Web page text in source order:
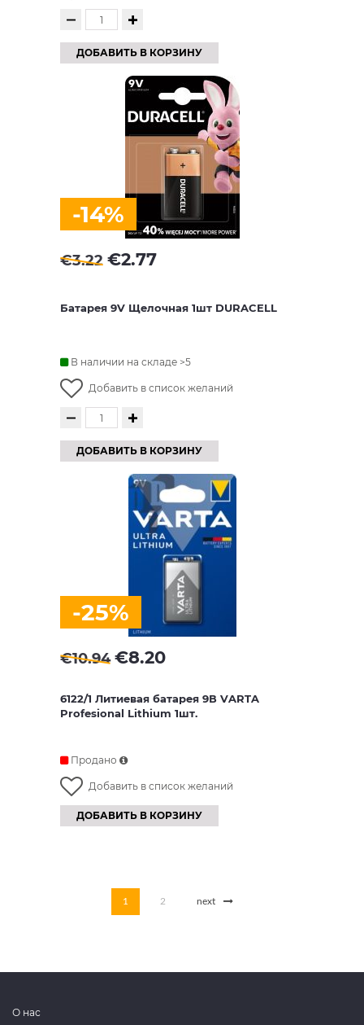
ДОБАВИТЬ В КОРЗИНУ
-14%
€3.22 €2.77
Батарея 9V Щелочная 1шт DURACELL
В наличии на складе >5
Добавить в список желаний
ДОБАВИТЬ В КОРЗИНУ
-25%
€10.94 €8.20
6122/1 Литиевая батарея 9В VARTA
Profesional Lithium 1шт.
Продано
Добавить в список желаний
ДОБАВИТЬ В КОРЗИНУ
1 2 next
О нас